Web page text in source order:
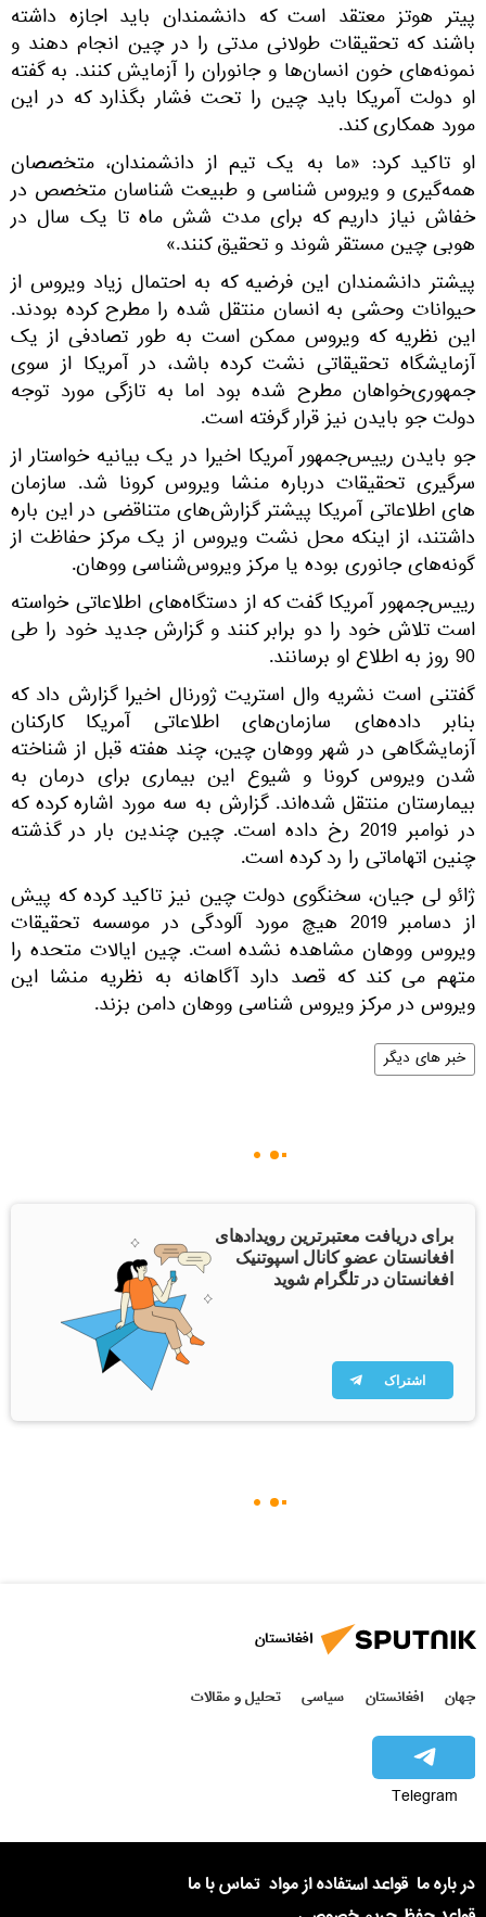
پیتر هوتز معتقد است که دانشمندان باید اجازه داشته
باشند که تحقیقات طولانی مدتی را در چین انجام دهند و
نمونه‌های خون انسان‌ها و جانوران را آزمایش کنند. به گفته
او دولت آمریکا باید چین را تحت فشار بگذارد که در این
مورد همکاری کند.
او تاکید کرد: «ما به یک تیم از دانشمندان، متخصصان
همه‌گیری و ویروس شناسی و طبیعت شناسان متخصص در
خفاش نیاز داریم که برای مدت شش ماه تا یک سال در
هوبی چین مستقر شوند و تحقیق کنند.»
پیشتر دانشمندان این فرضیه که به احتمال زیاد ویروس از
حیوانات وحشی به انسان منتقل شده را مطرح کرده بودند.
این نظریه که ویروس ممکن است به طور تصادفی از یک
آزمایشگاه تحقیقاتی نشت کرده باشد، در آمریکا از سوی
جمهوری‌خواهان مطرح شده بود اما به تازگی مورد توجه
دولت جو بایدن نیز قرار گرفته است.
جو بایدن رییس‌جمهور آمریکا اخیرا در یک بیانیه خواستار از
سرگیری تحقیقات درباره منشا ویروس کرونا شد. سازمان
های اطلاعاتی آمریکا پیشتر گزارش‌های متناقضی در این باره
داشتند، از اینکه محل نشت ویروس از یک مرکز حفاظت از
گونه‌های جانوری بوده یا مرکز ویروس‌شناسی ووهان.
رییس‌جمهور آمریکا گفت که از دستگاه‌های اطلاعاتی خواسته
است تلاش خود را دو برابر کنند و گزارش جدید خود را طی
90 روز به اطلاع او برسانند.
گفتنی است نشریه وال استریت ژورنال اخیرا گزارش داد که
بنابر داده‌های سازمان‌های اطلاعاتی آمریکا کارکنان
آزمایشگاهی در شهر ووهان چین، چند هفته قبل از شناخته
شدن ویروس کرونا و شیوع این بیماری برای درمان به
بیمارستان منتقل شده‌اند. گزارش به سه مورد اشاره کرده که
در نوامبر 2019 رخ داده است. چین چندین بار در گذشته
چنین اتهاماتی را رد کرده است.
ژائو لی جیان، سخنگوی دولت چین نیز تاکید کرده که پیش
از دسامبر 2019 هیچ مورد آلودگی در موسسه تحقیقات
ویروس ووهان مشاهده نشده است. چین ایالات متحده را
متهم می کند که قصد دارد آگاهانه به نظریه منشا این
ویروس در مرکز ویروس شناسی ووهان دامن بزند.
خبر های دیگر
برای دریافت معتبرترین رویدادهای
افغانستان عضو کانال اسپوتنیک
افغانستان در تلگرام شوید
اشتراک
افغانستان
جهان افغانستان سیاسی تحلیل و مقالات
Telegram
در باره ما قواعد استفاده از مواد تماس با ما